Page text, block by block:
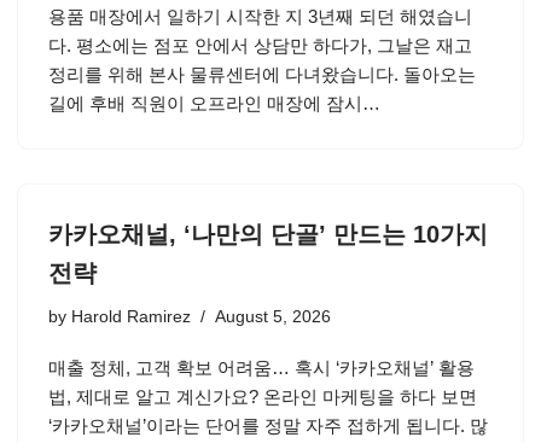
용품 매장에서 일하기 시작한 지 3년째 되던 해였습니
다. 평소에는 점포 안에서 상담만 하다가, 그날은 재고
정리를 위해 본사 물류센터에 다녀왔습니다. 돌아오는
길에 후배 직원이 오프라인 매장에 잠시…
카카오채널, ‘나만의 단골’ 만드는 10가지
전략
by Harold Ramirez August 5, 2026
매출 정체, 고객 확보 어려움… 혹시 ‘카카오채널’ 활용
법, 제대로 알고 계신가요? 온라인 마케팅을 하다 보면
‘카카오채널’이라는 단어를 정말 자주 접하게 됩니다. 많